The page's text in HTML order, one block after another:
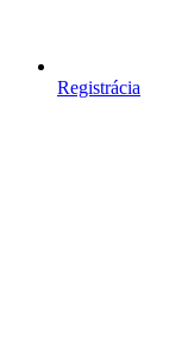
Registrácia